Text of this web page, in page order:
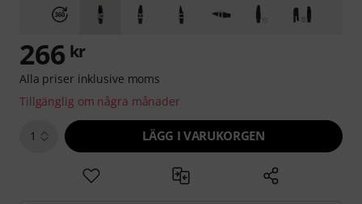
266 kr
Alla priser inklusive moms
Tillgänglig om några månader
1 LÄGG I VARUKORGEN